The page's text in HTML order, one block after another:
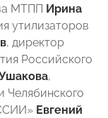
МТПП Ирина
утилизаторов
, директор
Российского
,
Челябинского
Евгений